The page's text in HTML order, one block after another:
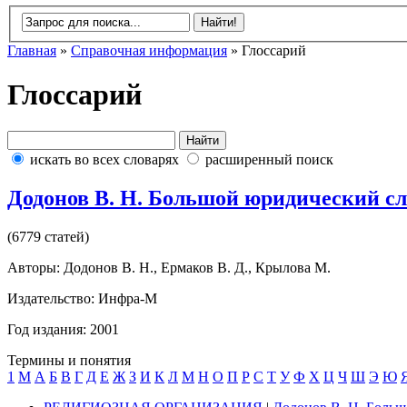
Главная » Справочная информация » Глоссарий
Глоссарий
искать во всех словарях расширенный поиск
Додонов В. Н. Большой юридический
(6779 статей)
Авторы: Додонов В. Н., Ермаков В. Д., Крылова М.
Издательство: Инфра-М
Год издания: 2001
Термины и понятия
1 M А Б В Г Д Е Ж З И К Л М Н О П Р С Т У Ф Х Ц Ч Ш Э Ю